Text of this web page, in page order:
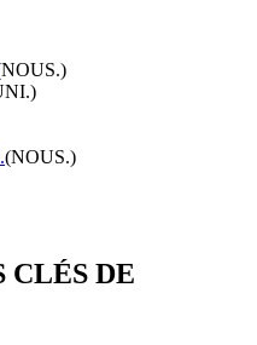
(NOUS.)
CLÉS DE